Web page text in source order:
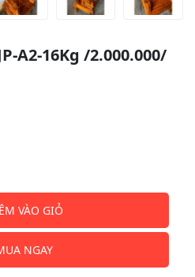
A2-16Kg /2.000.000/
VÀO GIỎ
NGAY